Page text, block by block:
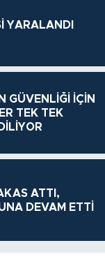
YARALANDI
GÜVENLİĞİ İÇİN
TEK TEK
ATTI,
DEVAM ETTİ